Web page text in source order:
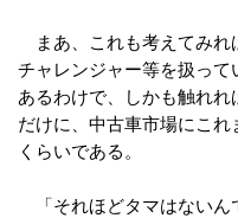
まあ、これも考えてみれ
チャレンジャー等を扱っ
あるわけで、しかも触れ
だけに、中古車市場にこ
くらいである。
「それほどタマはないん